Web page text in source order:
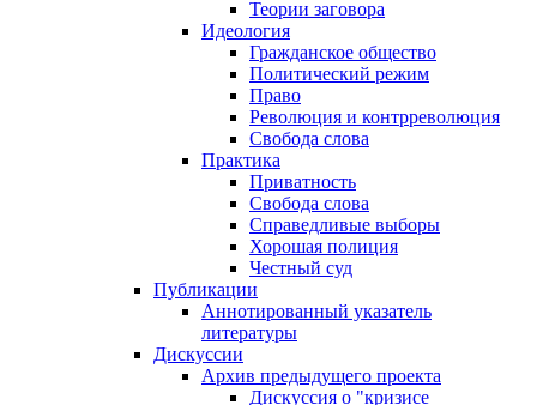
Теории заговора
Идеология
Гражданское общество
Политический режим
Право
Революция и контрреволюция
Свобода слова
Практика
Приватность
Свобода слова
Справедливые выборы
Хорошая полиция
Честный суд
Публикации
Аннотированный указатель
литературы
Дискуссии
Архив предыдущего проекта
Дискуссия о "кризисе